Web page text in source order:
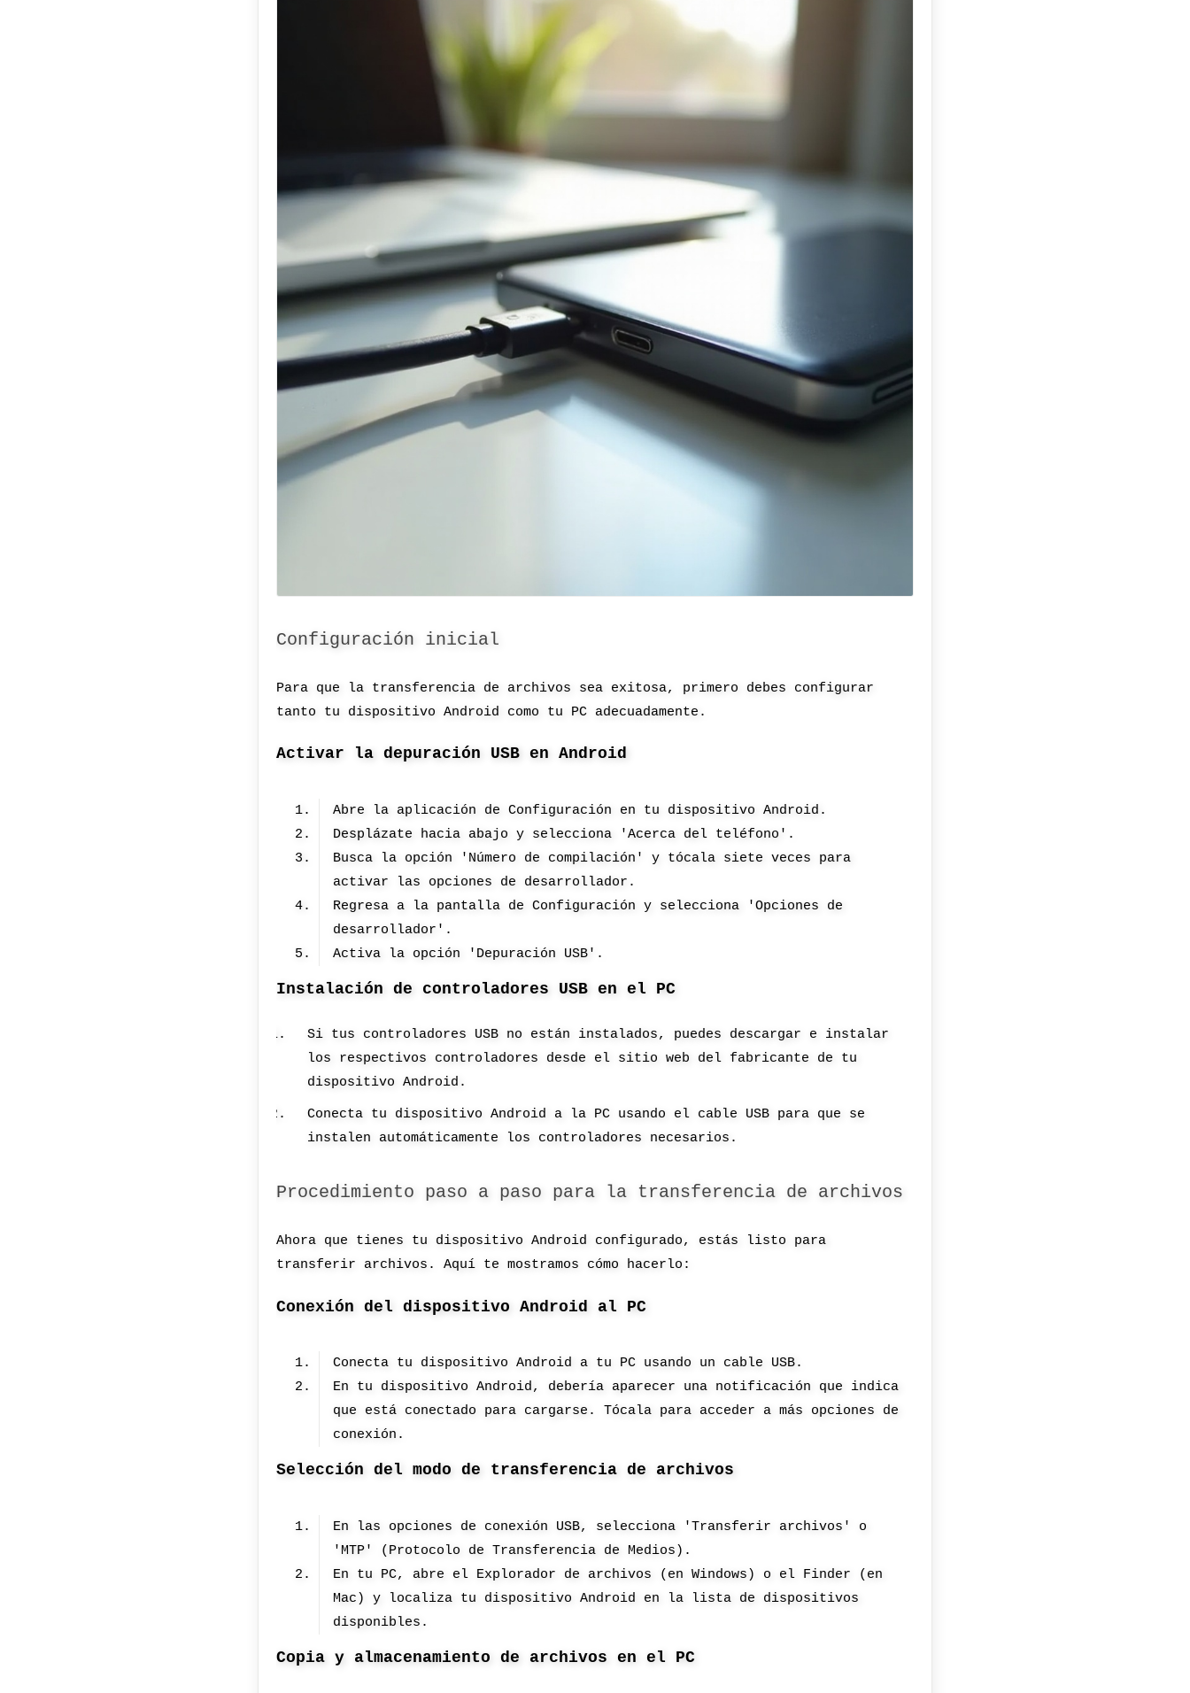
Configuración inicial
Para que la transferencia de archivos sea exitosa, primero debes configurar
tanto tu dispositivo Android como tu PC adecuadamente.
Activar la depuración USB en Android
Abre la aplicación de Configuración en tu dispositivo Android.
Desplázate hacia abajo y selecciona 'Acerca del teléfono'.
Busca la opción 'Número de compilación' y tócala siete veces para
activar las opciones de desarrollador.
Regresa a la pantalla de Configuración y selecciona 'Opciones de
desarrollador'.
Activa la opción 'Depuración USB'.
Instalación de controladores USB en el PC
Si tus controladores USB no están instalados, puedes descargar e instalar
los respectivos controladores desde el sitio web del fabricante de tu
dispositivo Android.
Conecta tu dispositivo Android a la PC usando el cable USB para que se
instalen automáticamente los controladores necesarios.
Procedimiento paso a paso para la transferencia de archivos
Ahora que tienes tu dispositivo Android configurado, estás listo para
transferir archivos. Aquí te mostramos cómo hacerlo:
Conexión del dispositivo Android al PC
Conecta tu dispositivo Android a tu PC usando un cable USB.
En tu dispositivo Android, debería aparecer una notificación que indica
que está conectado para cargarse. Tócala para acceder a más opciones de
conexión.
Selección del modo de transferencia de archivos
En las opciones de conexión USB, selecciona 'Transferir archivos' o
'MTP' (Protocolo de Transferencia de Medios).
En tu PC, abre el Explorador de archivos (en Windows) o el Finder (en
Mac) y localiza tu dispositivo Android en la lista de dispositivos
disponibles.
Copia y almacenamiento de archivos en el PC